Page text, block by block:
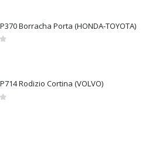
Borracha Porta (HONDA-TOYOTA)
5
Rodizio Cortina (VOLVO)
5